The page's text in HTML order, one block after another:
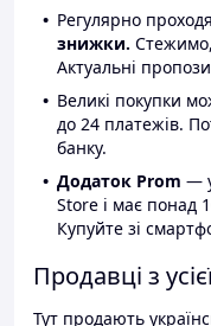
Регулярно
знижки.
Актуальні
Великі покупки
до 24 платежів.
банку.
Додаток Prom —
Store і має понад
Купуйте зі
Продавці з
Тут продають